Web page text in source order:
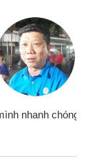
bán nhỏ lẻ
hàng, nhờ biết
giới thiệu tôi
việc của